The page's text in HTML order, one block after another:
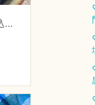
♡ ささみとしいたけの簡単炊き込みご飯 ♡ 【 #発酵専門店直伝 #塩麹 】